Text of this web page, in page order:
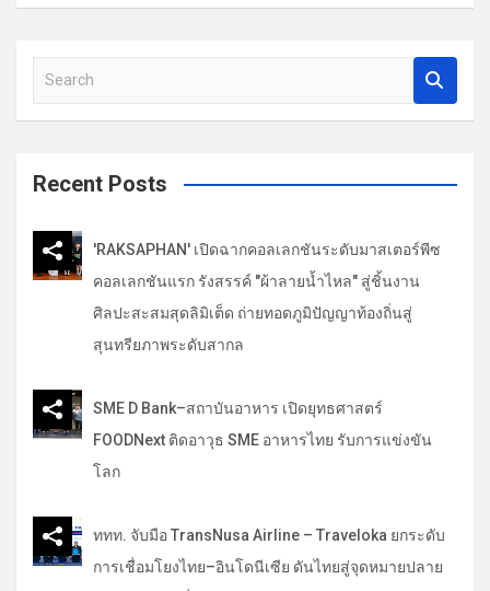
a
c
Recent Posts
'RAKSAPHAN' เปิดฉากคอลเลกชันระดับมาสเตอร์พีซ
คอลเลกชันแรก รังสรรค์ "ผ้าลายน้ำไหล" สู่ชิ้นงาน
ศิลปะสะสมสุดลิมิเต็ด ถ่ายทอดภูมิปัญญาท้องถิ่นสู่
สุนทรียภาพระดับสากล
SME D Bank–สถาบันอาหาร เปิดยุทธศาสตร์
FOODNext ติดอาวุธ SME อาหารไทย รับการแข่งขัน
โลก
ททท. จับมือ TransNusa Airline – Traveloka ยกระดับ
การเชื่อมโยงไทย–อินโดนีเซีย ดันไทยสู่จุดหมายปลาย